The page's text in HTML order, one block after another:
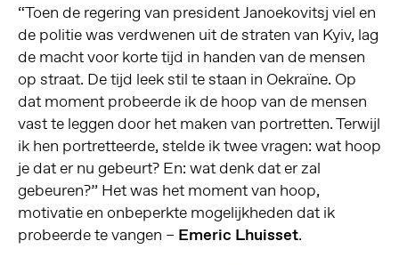
“Toen de regering van president Janoekovitsj viel en
de politie was verdwenen uit de straten van Kyiv, lag
de macht voor korte tijd in handen van de mensen
op straat. De tijd leek stil te staan in Oekraïne. Op
dat moment probeerde ik de hoop van de mensen
vast te leggen door het maken van portretten. Terwijl
ik hen portretteerde, stelde ik twee vragen: wat hoop
je dat er nu gebeurt? En: wat denk dat er zal
gebeuren?” Het was het moment van hoop,
motivatie en onbeperkte mogelijkheden dat ik
probeerde te vangen – Emeric Lhuisset.